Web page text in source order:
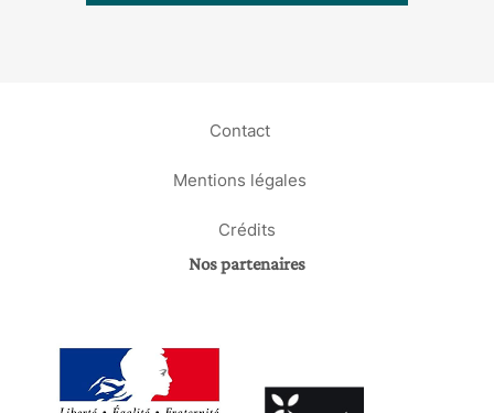
Contact
Mentions légales
Crédits
Nos partenaires